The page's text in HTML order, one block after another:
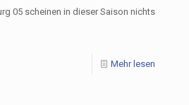
05 scheinen in dieser Saison nichts
Mehr lesen